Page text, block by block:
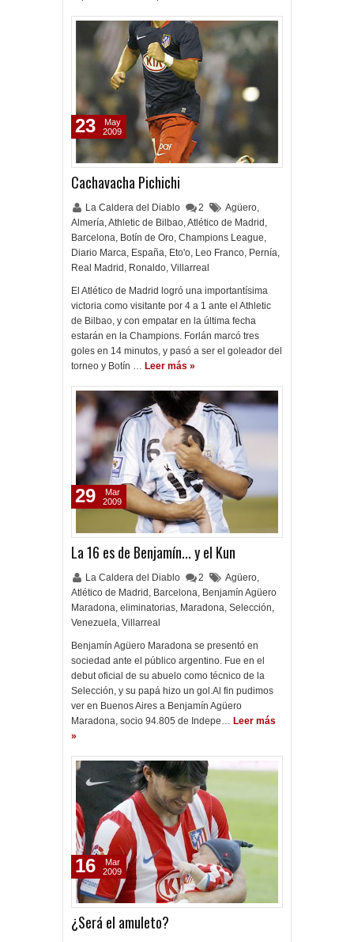
Cachavacha Pichichi
La Caldera del Diablo 2 Agüero,
Almería,Athletic de Bilbao,Atlético de Madrid ,
Barcelona, Botín de Oro, Champions League,
Diario Marca, España, Eto'o, Leo Franco, Pernía,
Real Madrid , Ronaldo, Villarreal
El Atlético de Madrid logró una importantísima
victoria como visitante por 4 a 1 ante el Athletic
de Bilbao, y con empatar en la última fecha
estarán en la Champions. Forlán marcó tres
goles en 14 minutos, y pasó a ser el goleador del
torneo y Botín … Leer más »
23
May
2009
La 16 es de Benjamín... y el Kun
La Caldera del Diablo 2 Agüero,
Atlético de Madrid , Barcelona, Benjamín Agüero
Maradona, eliminatorias, Maradona, Selección,
Venezuela, Villarreal
Benjamín Agüero Maradona se presentó en
sociedad ante el público argentino. Fue en el
debut oficial de su abuelo como técnico de la
Selección, y su papá hizo un gol.Al fin pudimos
ver en Buenos Aires a Benjamín Agüero
Maradona, socio 94.805 de Indepe… Leer más
»
29
Mar
2009
¿Será el amuleto?
16
Mar
2009